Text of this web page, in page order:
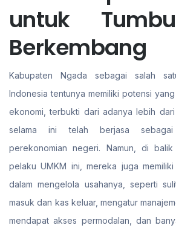
untuk
Berkembang
Kabupaten Ngada sebagai salah
Indonesia tentunya memiliki potensi
ekonomi, terbukti dari adanya lebih
selama ini telah berjasa
perekonomian negeri. Namun, di
pelaku UMKM ini, mereka juga
dalam mengelola usahanya, seperti
masuk dan kas keluar, mengatur
mendapat akses permodalan, dan